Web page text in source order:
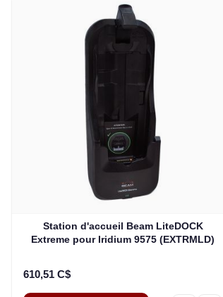
Station d'accueil Beam LiteDOCK
Extreme pour Iridium 9575 (EXTRMLD)
610,51 C$